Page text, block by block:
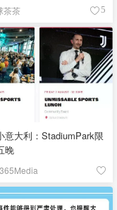
茶茶 5
意大利：StadiumPark限
晚